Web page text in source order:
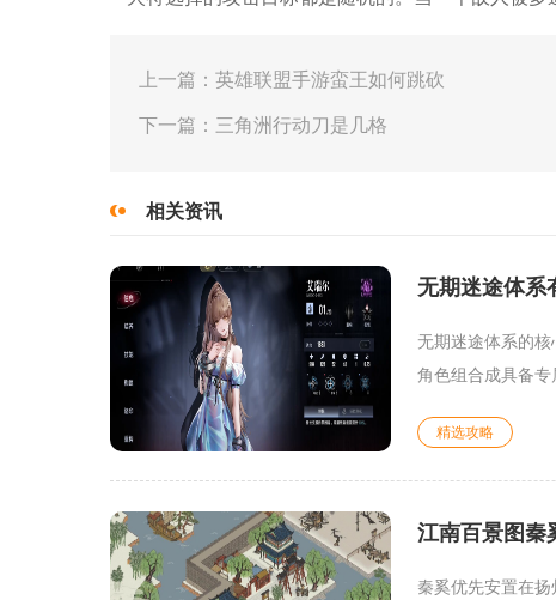
上一篇：英雄联盟手游蛮王如何跳砍
下一篇：三角洲行动刀是几格
相关资讯
无期迷途体系
无期迷途体系的
角色组合成具备专
精选攻略
江南百景图秦
秦奚优先安置在